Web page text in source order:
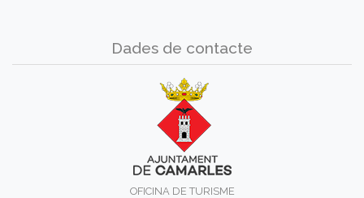
Dades de contacte
OFICINA DE TURISME